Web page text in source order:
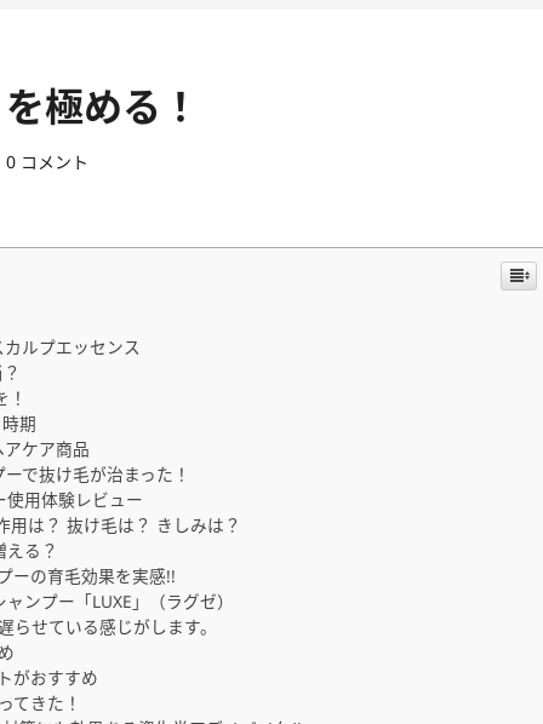
極める！
0 コメント
ルプエッセンス
期
ケア商品
で抜け毛が治まった！
使用体験レビュー
は？ 抜け毛は？ きしみは？
る？
ーの育毛効果を実感!!
ンプー「LUXE」（ラグゼ）
せている感じがします。
がおすすめ
てきた！